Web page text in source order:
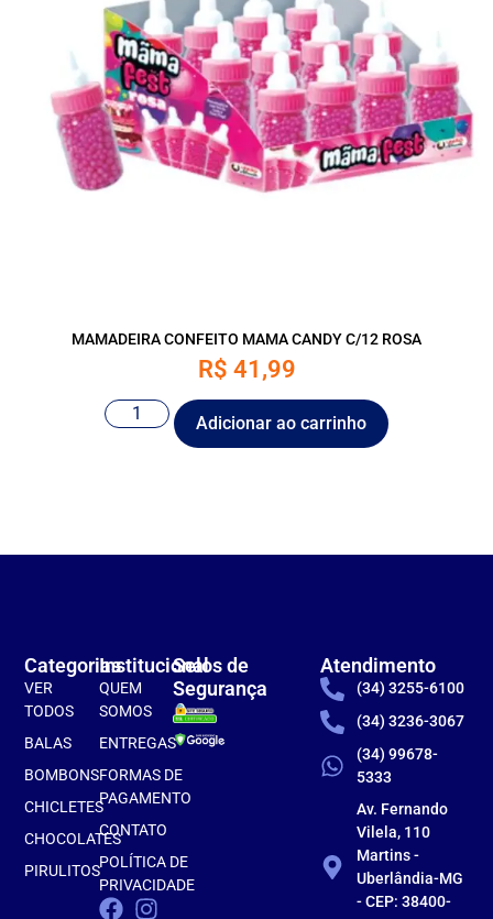
MAMADEIRA CONFEITO MAMA CANDY C/12 ROSA
R$ 41,99
Adicionar ao carrinho
Institucional
QUEM
SOMOS
ENTREGAS
FORMAS DE
PAGAMENTO
CONTATO
POLÍTICA DE
PRIVACIDADE
Categorias
VER
TODOS
BALAS
BOMBONS
CHICLETES
CHOCOLATES
PIRULITOS
Atendimento
(34) 3255-6100
(34) 3236-3067
(34) 99678-
5333
Av. Fernando
Vilela, 110
Martins -
Uberlândia-MG
- CEP: 38400-
Selos de
Segurança